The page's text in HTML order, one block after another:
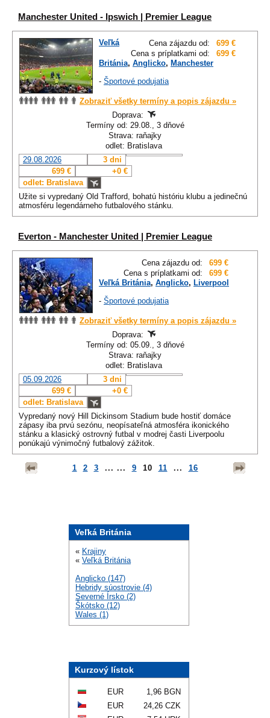
Manchester United - Ipswich | Premier League
Cena zájazdu od:
699 €
Cena s príplatkami od:
699 €
Veľká
Británia, Anglicko, Manchester
- Športové podujatia
Zobraziť všetky termíny a popis zájazdu »
Doprava:
Termíny od: 29.08., 3 dňové
Strava: raňajky
odlet: Bratislava
29.08.2026
3 dni
699 €
+0 €
odlet: Bratislava
Užite si vypredaný Old Trafford, bohatú históriu klubu a jedinečnú
atmosféru legendárneho futbalového stánku.
Everton - Manchester United | Premier League
Cena zájazdu od:
699 €
Cena s príplatkami od:
699 €
Veľká Británia, Anglicko, Liverpool
- Športové podujatia
Zobraziť všetky termíny a popis zájazdu »
Doprava:
Termíny od: 05.09., 3 dňové
Strava: raňajky
odlet: Bratislava
05.09.2026
3 dni
699 €
+0 €
odlet: Bratislava
Vypredaný nový Hill Dickinsom Stadium bude hostiť domáce
zápasy iba prvú sezónu, neopísateľná atmosféra ikonického
stánku a klasický ostrovný futbal v modrej časti Liverpoolu
ponúkajú výnimočný futbalový zážitok.
1 2 3 ... ... 9 10 11 ... 16
Veľká Británia
« Krajiny
« Veľká Británia
Anglicko (147)
Hebridy súostrovie (4)
Severné Írsko (2)
Škótsko (12)
Wales (1)
Kurzový lístok
EUR
1,96 BGN
EUR
24,26 CZK